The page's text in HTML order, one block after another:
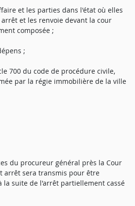
et les parties dans l'état où elles
et les renvoie devant la cour
composée ;
;
700 du code de procédure civile,
par la régie immobilière de la ville
du procureur général près la Cour
arrêt sera transmis pour être
la suite de l'arrêt partiellement cassé